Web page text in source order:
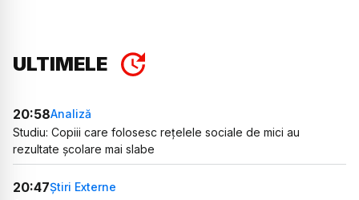
ULTIMELE
20:58Analiză
Studiu: Copiii care folosesc rețelele sociale de mici au
rezultate școlare mai slabe
20:47Știri Externe